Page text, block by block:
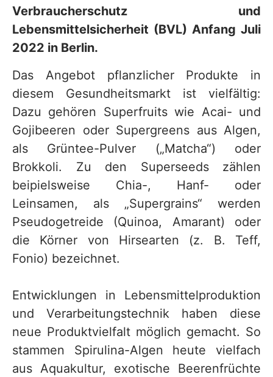
Verbraucherschutz und
Lebensmittelsicherheit (BVL) Anfang Juli
2022 in Berlin.
Das Angebot pflanzlicher Produkte in
diesem Gesundheitsmarkt ist vielfältig:
Dazu gehören Superfruits wie Acai- und
Gojibeeren oder Supergreens aus Algen,
als Grüntee-Pulver („Matcha“) oder
Brokkoli. Zu den Superseeds zählen
beipielsweise Chia-, Hanf- oder
Leinsamen, als „Supergrains“ werden
Pseudogetreide (Quinoa, Amarant) oder
die Körner von Hirsearten (z. B. Teff,
Fonio) bezeichnet.
Entwicklungen in Lebensmittelproduktion
und Verarbeitungstechnik haben diese
neue Produktvielfalt möglich gemacht. So
stammen Spirulina-Algen heute vielfach
aus Aquakultur, exotische Beerenfrüchte